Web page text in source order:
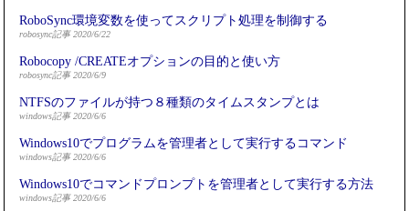
RoboSync環境変数を使ってスクリプト処理を制御する
robosync記事 2020/6/22
Robocopy /CREATEオプションの目的と使い方
robosync記事 2020/6/9
NTFSのファイルが持つ８種類のタイムスタンプとは
windows記事 2020/6/6
Windows10でプログラムを管理者として実行するコマンド
windows記事 2020/6/6
Windows10でコマンドプロンプトを管理者として実行する方法
windows記事 2020/6/6